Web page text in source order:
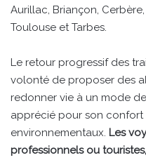
Aurillac, Briançon,
Toulouse et Tarbes.
Le retour progressif des
volonté de proposer des
redonner vie à un mode
apprécié pour son confort
environnementaux. Les
professionnels ou